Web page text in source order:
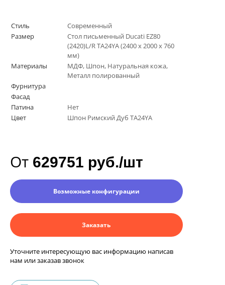
Стиль
Современный
Размер
Стол письменный Ducati EZ80
(2420)L/R TA24YA (2400 х 2000 х 760
мм)
Материалы
МДФ, Шпон, Натуральная кожа,
Металл полированный
Фурнитура
Фасад
Патина
Нет
Цвет
Шпон Римский Дуб TA24YA
От 629751 руб./шт
Возможные конфигурации
Заказать
Уточните интересующую вас информацию написав
нам или заказав звонок